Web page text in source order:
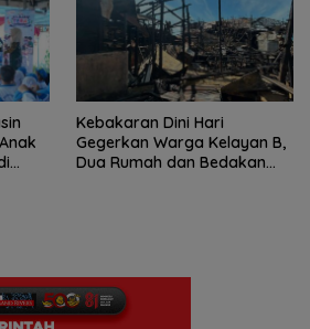
Kebakaran Dini Hari
Gegerkan Warga Kelayan B,
Dua Rumah dan Bedakan